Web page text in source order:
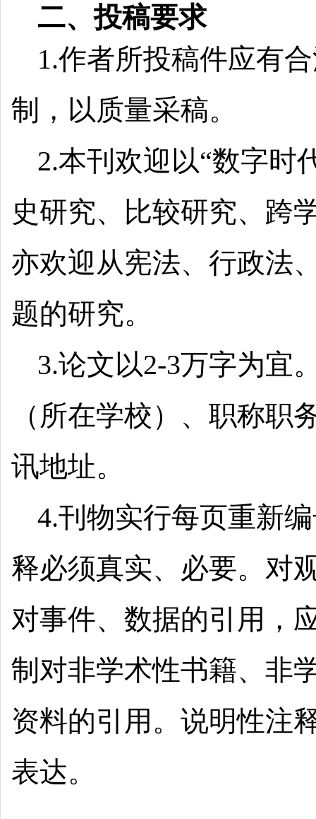
二、投稿要求
1.作者所投稿件应有
制，以质量采稿。
2.本刊欢迎以“数字时
史研究、比较研究、跨
亦欢迎从宪法、行政法
题的研究。
3.论文以2-3万字为宜
（所在学校）、职称职
讯地址。
4.刊物实行每页重新
释必须真实、必要。对
对事件、数据的引用，
制对非学术性书籍、非
资料的引用。说明性注
表达。